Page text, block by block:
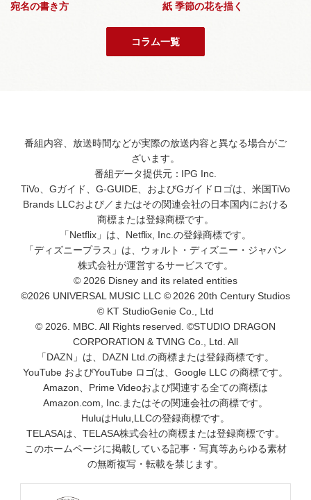
宛名の書き方
紙 季節の花を描く
コラム一覧
番組内容、放送時間などが実際の放送内容と異なる場合がご
ざいます。
番組データ提供元：IPG Inc.
TiVo、Gガイド、G-GUIDE、およびGガイドロゴは、米国TiVo
Brands LLCおよび／またはその関連会社の日本国内における
商標または登録商標です。
「Netflix」は、Netflix, Inc.の登録商標です。
「ディズニープラス」は、ウォルト・ディズニー・ジャパン
株式会社が運営するサービスです。
© 2026 Disney and its related entities
©2026 UNIVERSAL MUSIC LLC © 2026 20th Century Studios
© KT StudioGenie Co., Ltd
© 2026. MBC. All Rights reserved. ©STUDIO DRAGON
CORPORATION & TVING Co., Ltd. All
「DAZN」は、DAZN Ltd.の商標または登録商標です。
YouTube およびYouTube ロゴは、Google LLC の商標です。
Amazon、Prime Videoおよび関連する全ての商標は
Amazon.com, Inc.またはその関連会社の商標です。
HuluはHulu,LLCの登録商標です。
TELASAは、TELASA株式会社の商標または登録商標です。
このホームページに掲載している記事・写真等あらゆる素材
の無断複写・転載を禁じます。